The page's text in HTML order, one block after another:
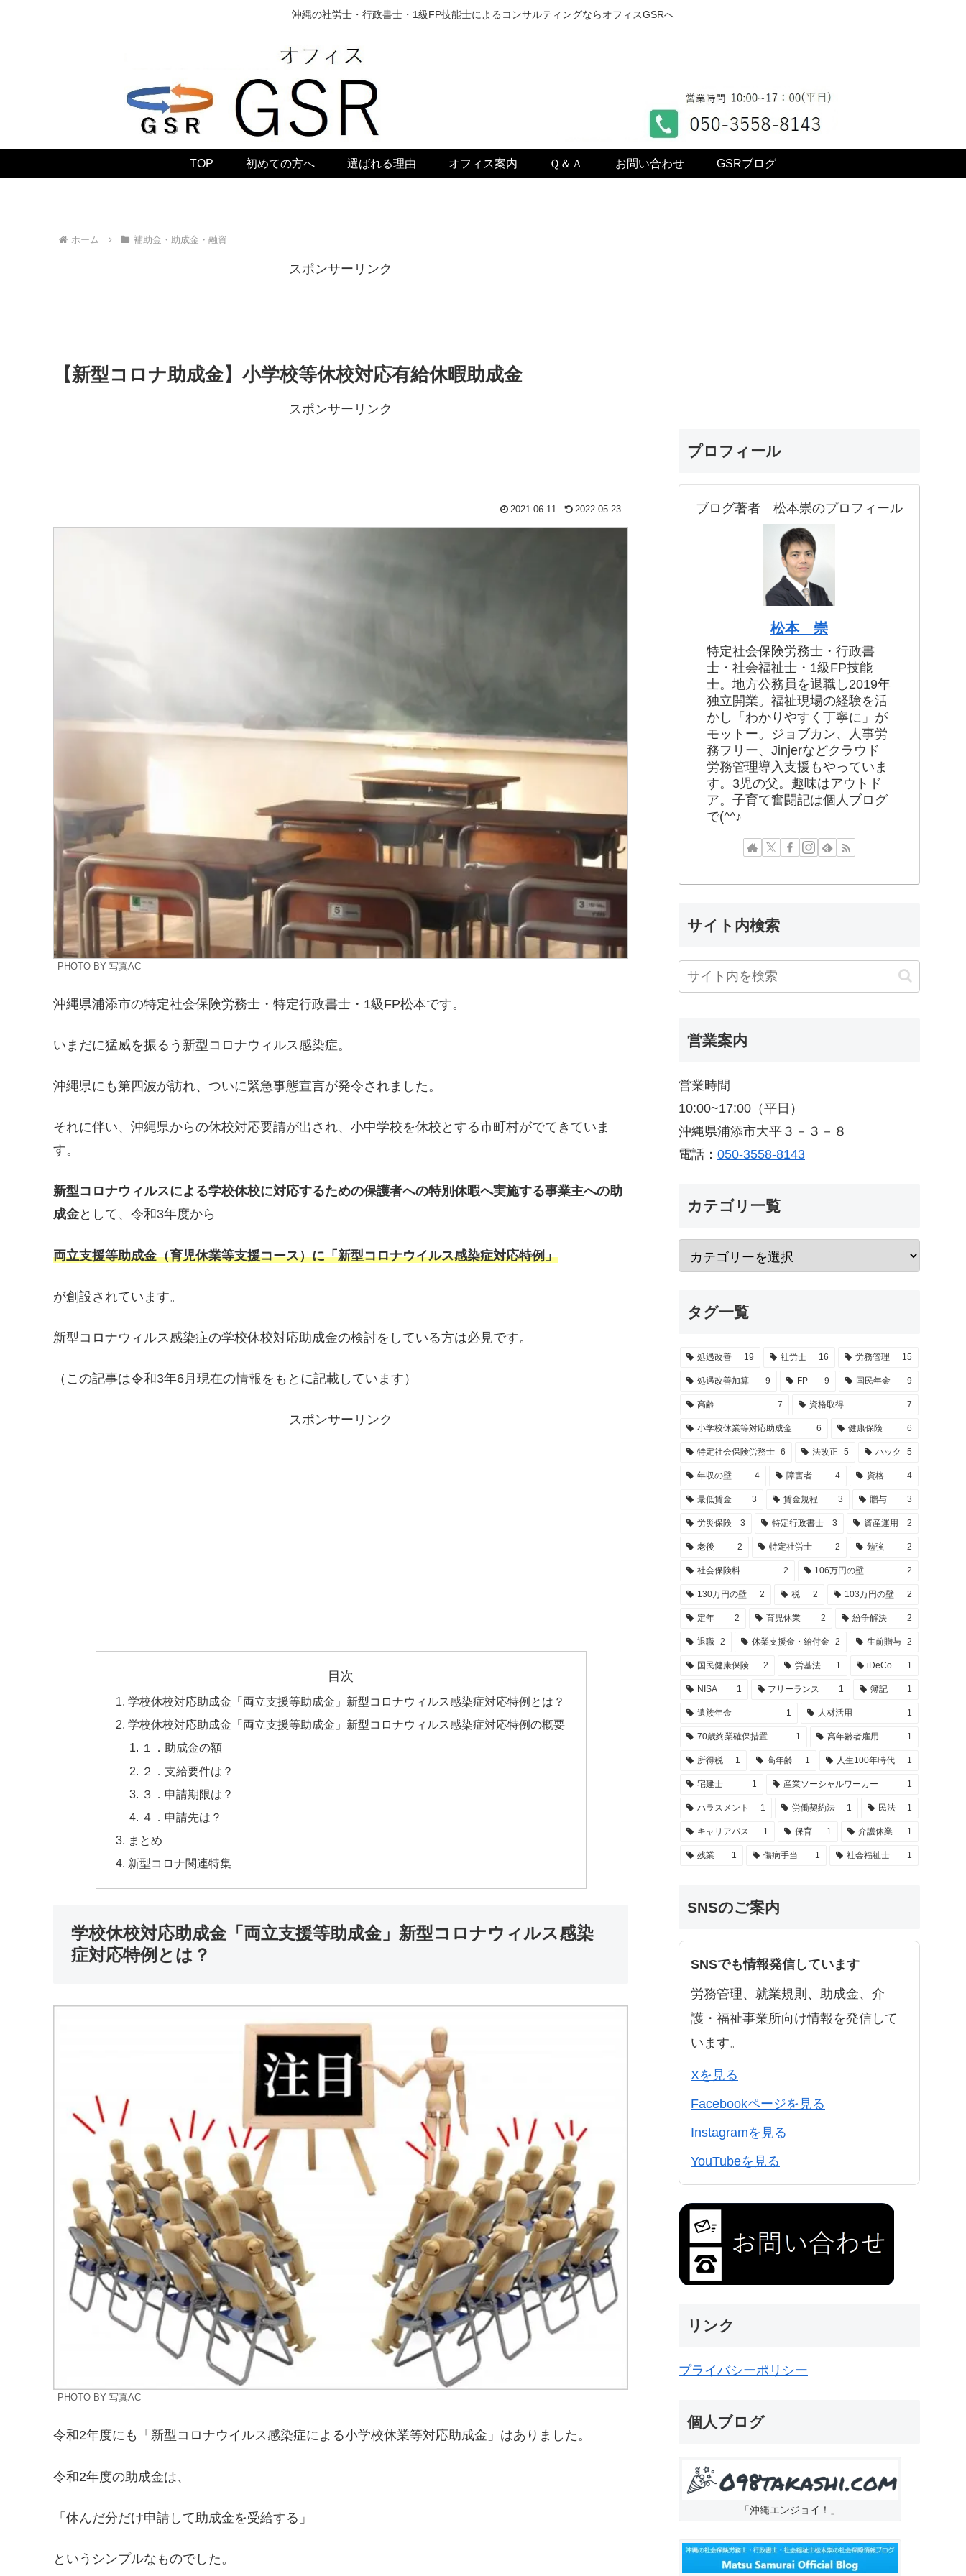
沖縄の社労士・行政書士・1級FP技能士によるコンサルティングならオフィスGSRへ
TOP 初めての方へ 選ばれる理由 オフィス案内 Ｑ＆Ａ お問い合わせ GSRブログ
ホーム 補助金・助成金・融資
スポンサーリンク
【新型コロナ助成金】小学校等休校対応有給休暇助成金
スポンサーリンク
2021.06.11 2022.05.23
PHOTO BY 写真AC
沖縄県浦添市の特定社会保険労務士・特定行政書士・1級FP松本です。
いまだに猛威を振るう新型コロナウィルス感染症。
沖縄県にも第四波が訪れ、ついに緊急事態宣言が発令されました。
それに伴い、沖縄県からの休校対応要請が出され、小中学校を休校とする市町村がでてきていま
す。
新型コロナウィルスによる学校休校に対応するための保護者への特別休暇へ実施する事業主への助
成金として、令和3年度から
両立支援等助成金（育児休業等支援コース）に「新型コロナウイルス感染症対応特例」
が創設されています。
新型コロナウィルス感染症の学校休校対応助成金の検討をしている方は必見です。
（この記事は令和3年6月現在の情報をもとに記載しています）
スポンサーリンク
目次
学校休校対応助成金「両立支援等助成金」新型コロナウィルス感染症対応特例とは？
学校休校対応助成金「両立支援等助成金」新型コロナウィルス感染症対応特例の概要
１．助成金の額
２．支給要件は？
３．申請期限は？
４．申請先は？
まとめ
新型コロナ関連特集
学校休校対応助成金「両立支援等助成金」新型コロナウィルス感染
症対応特例とは？
PHOTO BY 写真AC
令和2年度にも「新型コロナウイルス感染症による小学校休業等対応助成金」はありました。
令和2年度の助成金は、
「休んだ分だけ申請して助成金を受給する」
というシンプルなものでした。
プロフィール
ブログ著者 松本崇のプロフィール
松本 崇
特定社会保険労務士・行政書
士・社会福祉士・1級FP技能
士。地方公務員を退職し2019年
独立開業。福祉現場の経験を活
かし「わかりやすく丁寧に」が
モットー。ジョブカン、人事労
務フリー、Jinjerなどクラウド
労務管理導入支援もやっていま
す。3児の父。趣味はアウトド
ア。子育て奮闘記は個人ブログ
で(^^♪
サイト内検索
営業案内
営業時間
10:00~17:00（平日）
沖縄県浦添市大平３－３－８
電話： 050-3558-8143
カテゴリ一覧
タグ一覧
処遇改善 19 社労士 16 労務管理 15
処遇改善加算 9 FP 9 国民年金 9
高齢 7 資格取得 7
小学校休業等対応助成金 6 健康保険 6
特定社会保険労務士 6 法改正 5 ハック 5
年収の壁 4 障害者 4 資格 4
最低賃金 3 賃金規程 3 贈与 3
労災保険 3 特定行政書士 3 資産運用 2
老後 2 特定社労士 2 勉強 2
社会保険料 2 106万円の壁 2
130万円の壁 2 税 2 103万円の壁 2
定年 2 育児休業 2 紛争解決 2
退職 2 休業支援金・給付金 2 生前贈与 2
国民健康保険 2 労基法 1 iDeCo 1
NISA 1 フリーランス 1 簿記 1
遺族年金 1 人材活用 1
70歳終業確保措置 1 高年齢者雇用 1
所得税 1 高年齢 1 人生100年時代 1
宅建士 1 産業ソーシャルワーカー 1
ハラスメント 1 労働契約法 1 民法 1
キャリアパス 1 保育 1 介護休業 1
残業 1 傷病手当 1 社会福祉士 1
SNSのご案内
SNSでも情報発信しています
労務管理、就業規則、助成金、介
護・福祉事業所向け情報を発信して
います。
Xを見る
Facebookページを見る
Instagramを見る
YouTubeを見る
リンク
プライバシーポリシー
個人ブログ
「沖縄エンジョイ！」